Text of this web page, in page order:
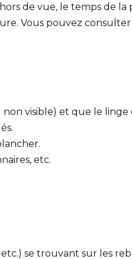
de vue, le temps de la
Vous pouvez
visible) et que le
etc.
se trouvant sur les